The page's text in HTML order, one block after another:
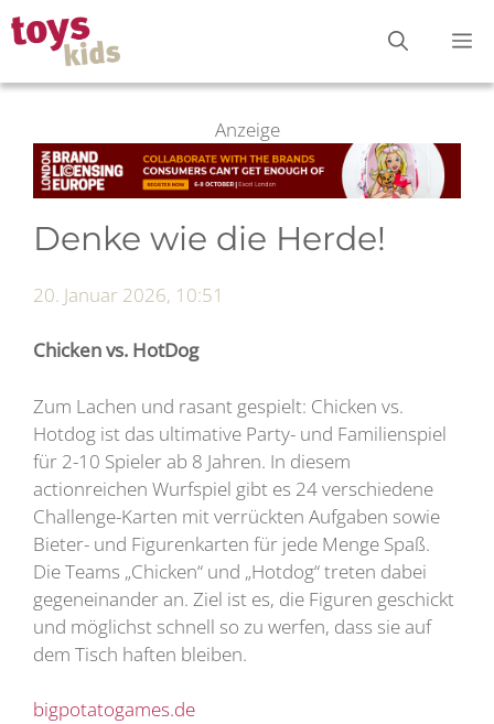
Zum
Inhalt
springen
Anzeige
Denke wie die Herde!
20. Januar 2026, 10:51
Chicken vs. HotDog
Zum Lachen und rasant gespielt: Chicken vs.
Hotdog ist das ultimative Party- und Familienspiel
für 2-10 Spieler ab 8 Jahren. In diesem
actionreichen Wurfspiel gibt es 24 verschiedene
Challenge-Karten mit verrückten Aufgaben sowie
Bieter- und Figurenkarten für jede Menge Spaß.
Die Teams „Chicken“ und „Hotdog“ treten dabei
gegeneinander an. Ziel ist es, die Figuren geschickt
und möglichst schnell so zu werfen, dass sie auf
dem Tisch haften bleiben.
bigpotatogames.de